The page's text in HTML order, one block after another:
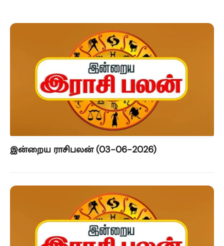
இன்றைய ராசிபலன் (03-06-2026)